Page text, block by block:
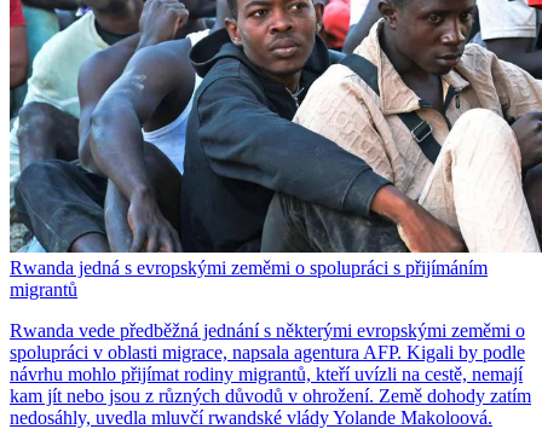
Rwanda jedná s evropskými zeměmi o spolupráci s přijímáním
migrantů
Rwanda vede předběžná jednání s některými evropskými zeměmi o
spolupráci v oblasti migrace, napsala agentura AFP. Kigali by podle
návrhu mohlo přijímat rodiny migrantů, kteří uvízli na cestě, nemají
kam jít nebo jsou z různých důvodů v ohrožení. Země dohody zatím
nedosáhly, uvedla mluvčí rwandské vlády Yolande Makoloová.